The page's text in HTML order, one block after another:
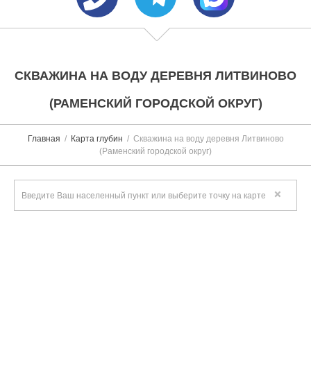
СКВАЖИНА НА ВОДУ ДЕРЕВНЯ ЛИТВИНОВО
(РАМЕНСКИЙ ГОРОДСКОЙ ОКРУГ)
Главная Карта глубин
Скважина на воду деревня Литвиново
(Раменский городской округ)